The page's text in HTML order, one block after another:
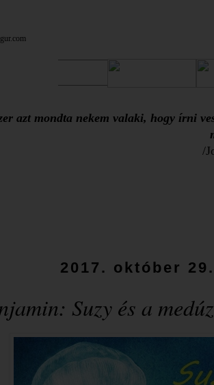
azt mondta nekem valaki, hogy írni
/
2017. október
Suzy ​és a